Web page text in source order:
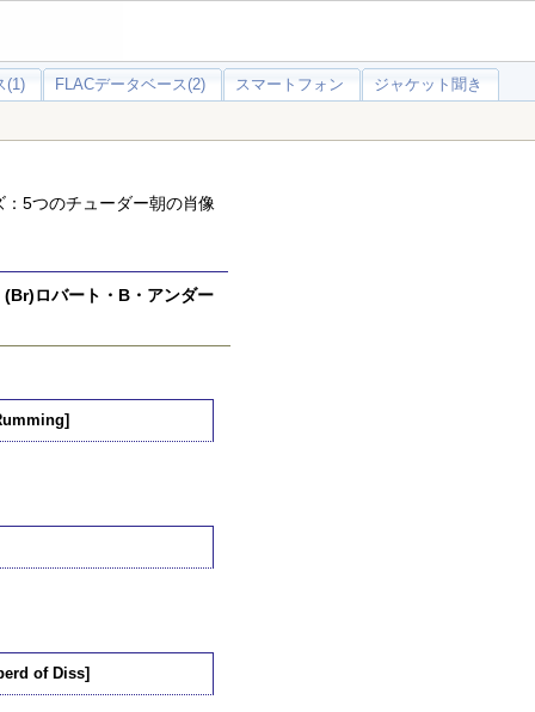
(1) FLACデータベース(2) スマートフォン ジャケット聞き
5つのチューダー朝の肖像
ロバート・B・アンダー
of Diss]